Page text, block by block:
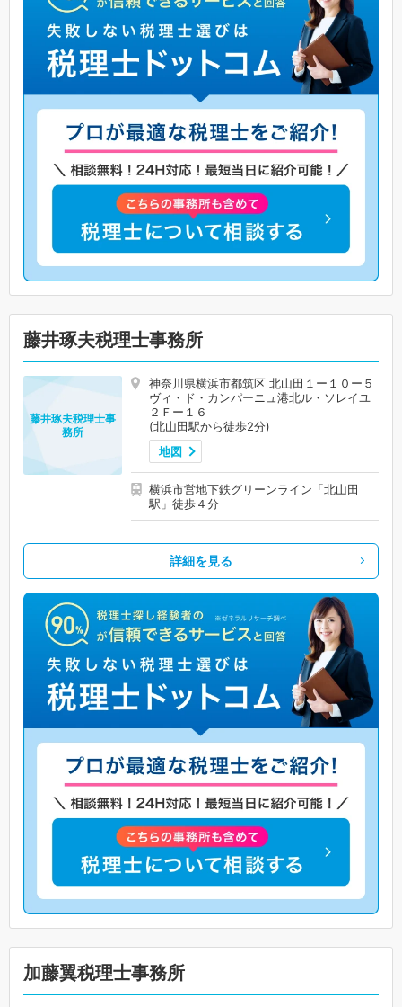
藤井琢夫税理士事務所
神奈川県横浜市都筑区 北山田１ー１０ー５
ヴィ・ド・カンパーニュ港北ル・ソレイユ
２Ｆー１６
(北山田駅から徒歩2分)
地図
横浜市営地下鉄グリーンライン「北山田
駅」徒歩４分
藤井琢夫税理士事
務所
詳細を見る
加藤翼税理士事務所